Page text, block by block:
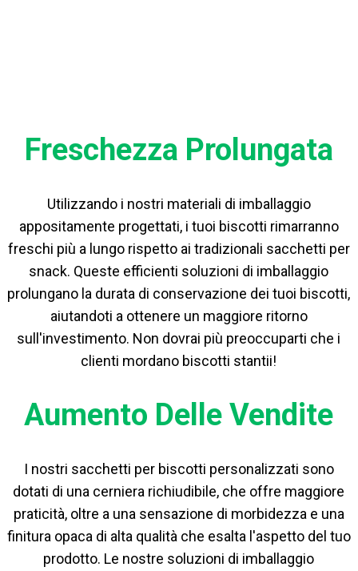
Freschezza Prolungata
Utilizzando i nostri materiali di imballaggio
appositamente progettati, i tuoi biscotti rimarranno
freschi più a lungo rispetto ai tradizionali sacchetti per
snack. Queste efficienti soluzioni di imballaggio
prolungano la durata di conservazione dei tuoi biscotti,
aiutandoti a ottenere un maggiore ritorno
sull'investimento. Non dovrai più preoccuparti che i
clienti mordano biscotti stantii!
Aumento Delle Vendite
I nostri sacchetti per biscotti personalizzati sono
dotati di una cerniera richiudibile, che offre maggiore
praticità, oltre a una sensazione di morbidezza e una
finitura opaca di alta qualità che esalta l'aspetto del tuo
prodotto. Le nostre soluzioni di imballaggio